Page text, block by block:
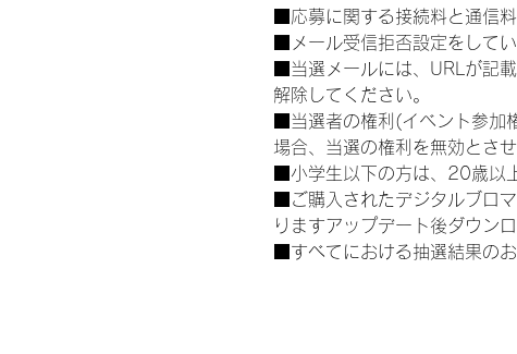
■応募に関する接続料と通信
■メール受信拒否設定をして
■当選メールには、URLが記
解除してください。
■当選者の権利(イベント参加
場合、当選の権利を無効とさ
■小学生以下の方は、20歳以
■ご購入されたデジタルブロ
りますアップデート後ダウン
■すべてにおける抽選結果の